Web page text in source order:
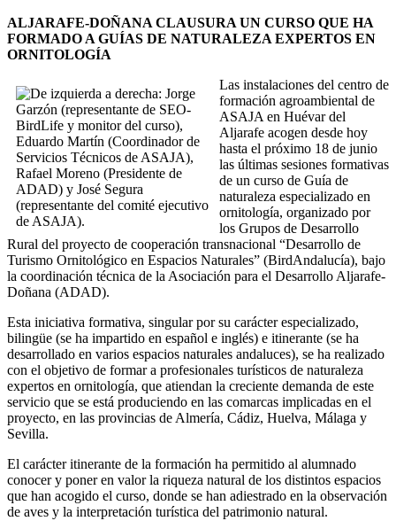
ALJARAFE-DOÑANA CLAUSURA UN CURSO QUE HA
FORMADO A GUÍAS DE NATURALEZA EXPERTOS EN
ORNITOLOGÍA
Las instalaciones del centro de
formación agroambiental de
ASAJA en Huévar del
Aljarafe acogen desde hoy
hasta el próximo 18 de junio
las últimas sesiones formativas
de un curso de Guía de
naturaleza especializado en
ornitología, organizado por
los Grupos de Desarrollo
Rural del proyecto de cooperación transnacional “Desarrollo de
Turismo Ornitológico en Espacios Naturales” (BirdAndalucía), bajo
la coordinación técnica de la Asociación para el Desarrollo Aljarafe-
Doñana (ADAD).
Esta iniciativa formativa, singular por su carácter especializado,
bilingüe (se ha impartido en español e inglés) e itinerante (se ha
desarrollado en varios espacios naturales andaluces), se ha realizado
con el objetivo de formar a profesionales turísticos de naturaleza
expertos en ornitología, que atiendan la creciente demanda de este
servicio que se está produciendo en las comarcas implicadas en el
proyecto, en las provincias de Almería, Cádiz, Huelva, Málaga y
Sevilla.
El carácter itinerante de la formación ha permitido al alumnado
conocer y poner en valor la riqueza natural de los distintos espacios
que han acogido el curso, donde se han adiestrado en la observación
de aves y la interpretación turística del patrimonio natural.